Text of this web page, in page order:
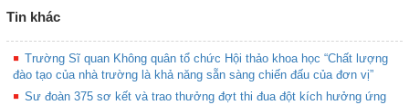
Tin khác
Trường Sĩ quan Không quân tổ chức Hội thảo khoa học “Chất lượng
đào tạo của nhà trường là khả năng sẵn sàng chiến đấu của đơn vị”
Sư đoàn 375 sơ kết và trao thưởng đợt thi đua đột kích hưởng ứng